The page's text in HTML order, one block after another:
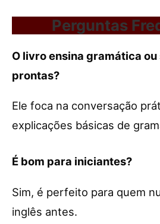
Perguntas
O livro ensina gramática
prontas?
Ele foca na conversação
explicações básicas de
É bom para iniciantes?
Sim, é perfeito para quem
inglês antes.